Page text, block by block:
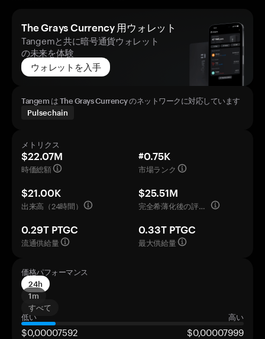
The Grays Currency 用ウォレット
Tangemと共に暗号通貨ウォレット
の未来を体験
ウォレットを入手
Tangem は The Grays Currency のネットワークに対応しています
Pulsechain
メトリクス
$22.07M
時価総額
#0.75K
市場ランク
$21.00K
出来高（24時間）
$25.51M
完全希薄化後の評価額
0.29T PTGC
流通供給量
0.33T PTGC
最大供給量
価格パフォーマンス
24h
1m
すべて
低い
高い
$0,00007592 $0,00007999